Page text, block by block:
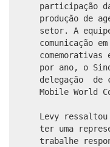
participação
produção de
setor. A equipe
comunicação
comemorativas
por ano, o
delegação de
Mobile World
Levy
ter uma
trabalhe